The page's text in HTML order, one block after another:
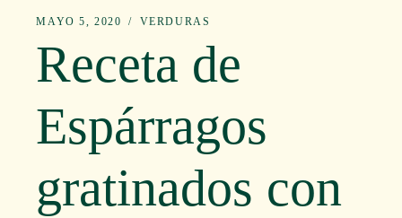
MAYO 5, 2020 VERDURAS
Receta de
Espárragos
gratinados con